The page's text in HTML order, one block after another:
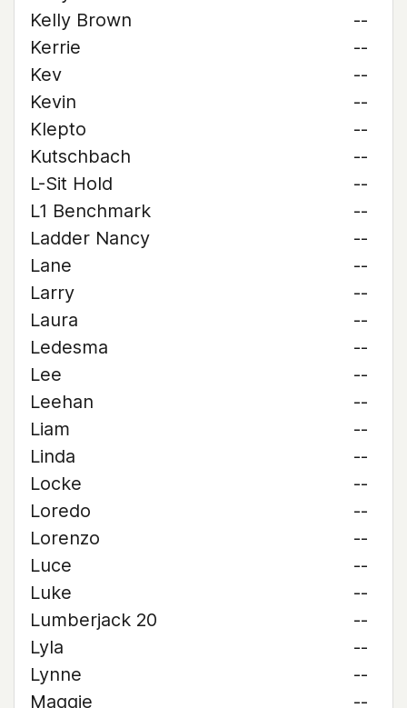
Kelly Brown
--
Kerrie
--
Kev
--
Kevin
--
Klepto
--
Kutschbach
--
L-Sit Hold
--
L1 Benchmark
--
Ladder Nancy
--
Lane
--
Larry
--
Laura
--
Ledesma
--
Lee
--
Leehan
--
Liam
--
Linda
--
Locke
--
Loredo
--
Lorenzo
--
Luce
--
Luke
--
Lumberjack 20
--
Lyla
--
Lynne
--
Maggie
--